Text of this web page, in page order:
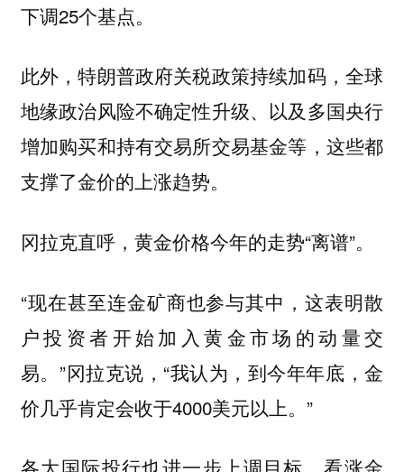
下调25个基点。
此外，特朗普政府关税政策持续加码，全球
地缘政治风险不确定性升级、以及多国央行
增加购买和持有交易所交易基金等，这些都
支撑了金价的上涨趋势。
冈拉克直呼，黄金价格今年的走势“离谱”。
“现在甚至连金矿商也参与其中，这表明散
户投资者开始加入黄金市场的动量交
易。”冈拉克说，“我认为，到今年年底，金
价几乎肯定会收于4000美元以上。”